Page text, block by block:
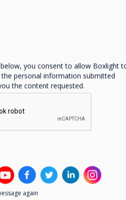
Megoldás
Egészségügy
from these communications at any
on how to unsubscribe, our
how we are committed to protecting
privacy, please review our Privacy
you consent to allow Boxlight
personal information submitted
the content requested.
again